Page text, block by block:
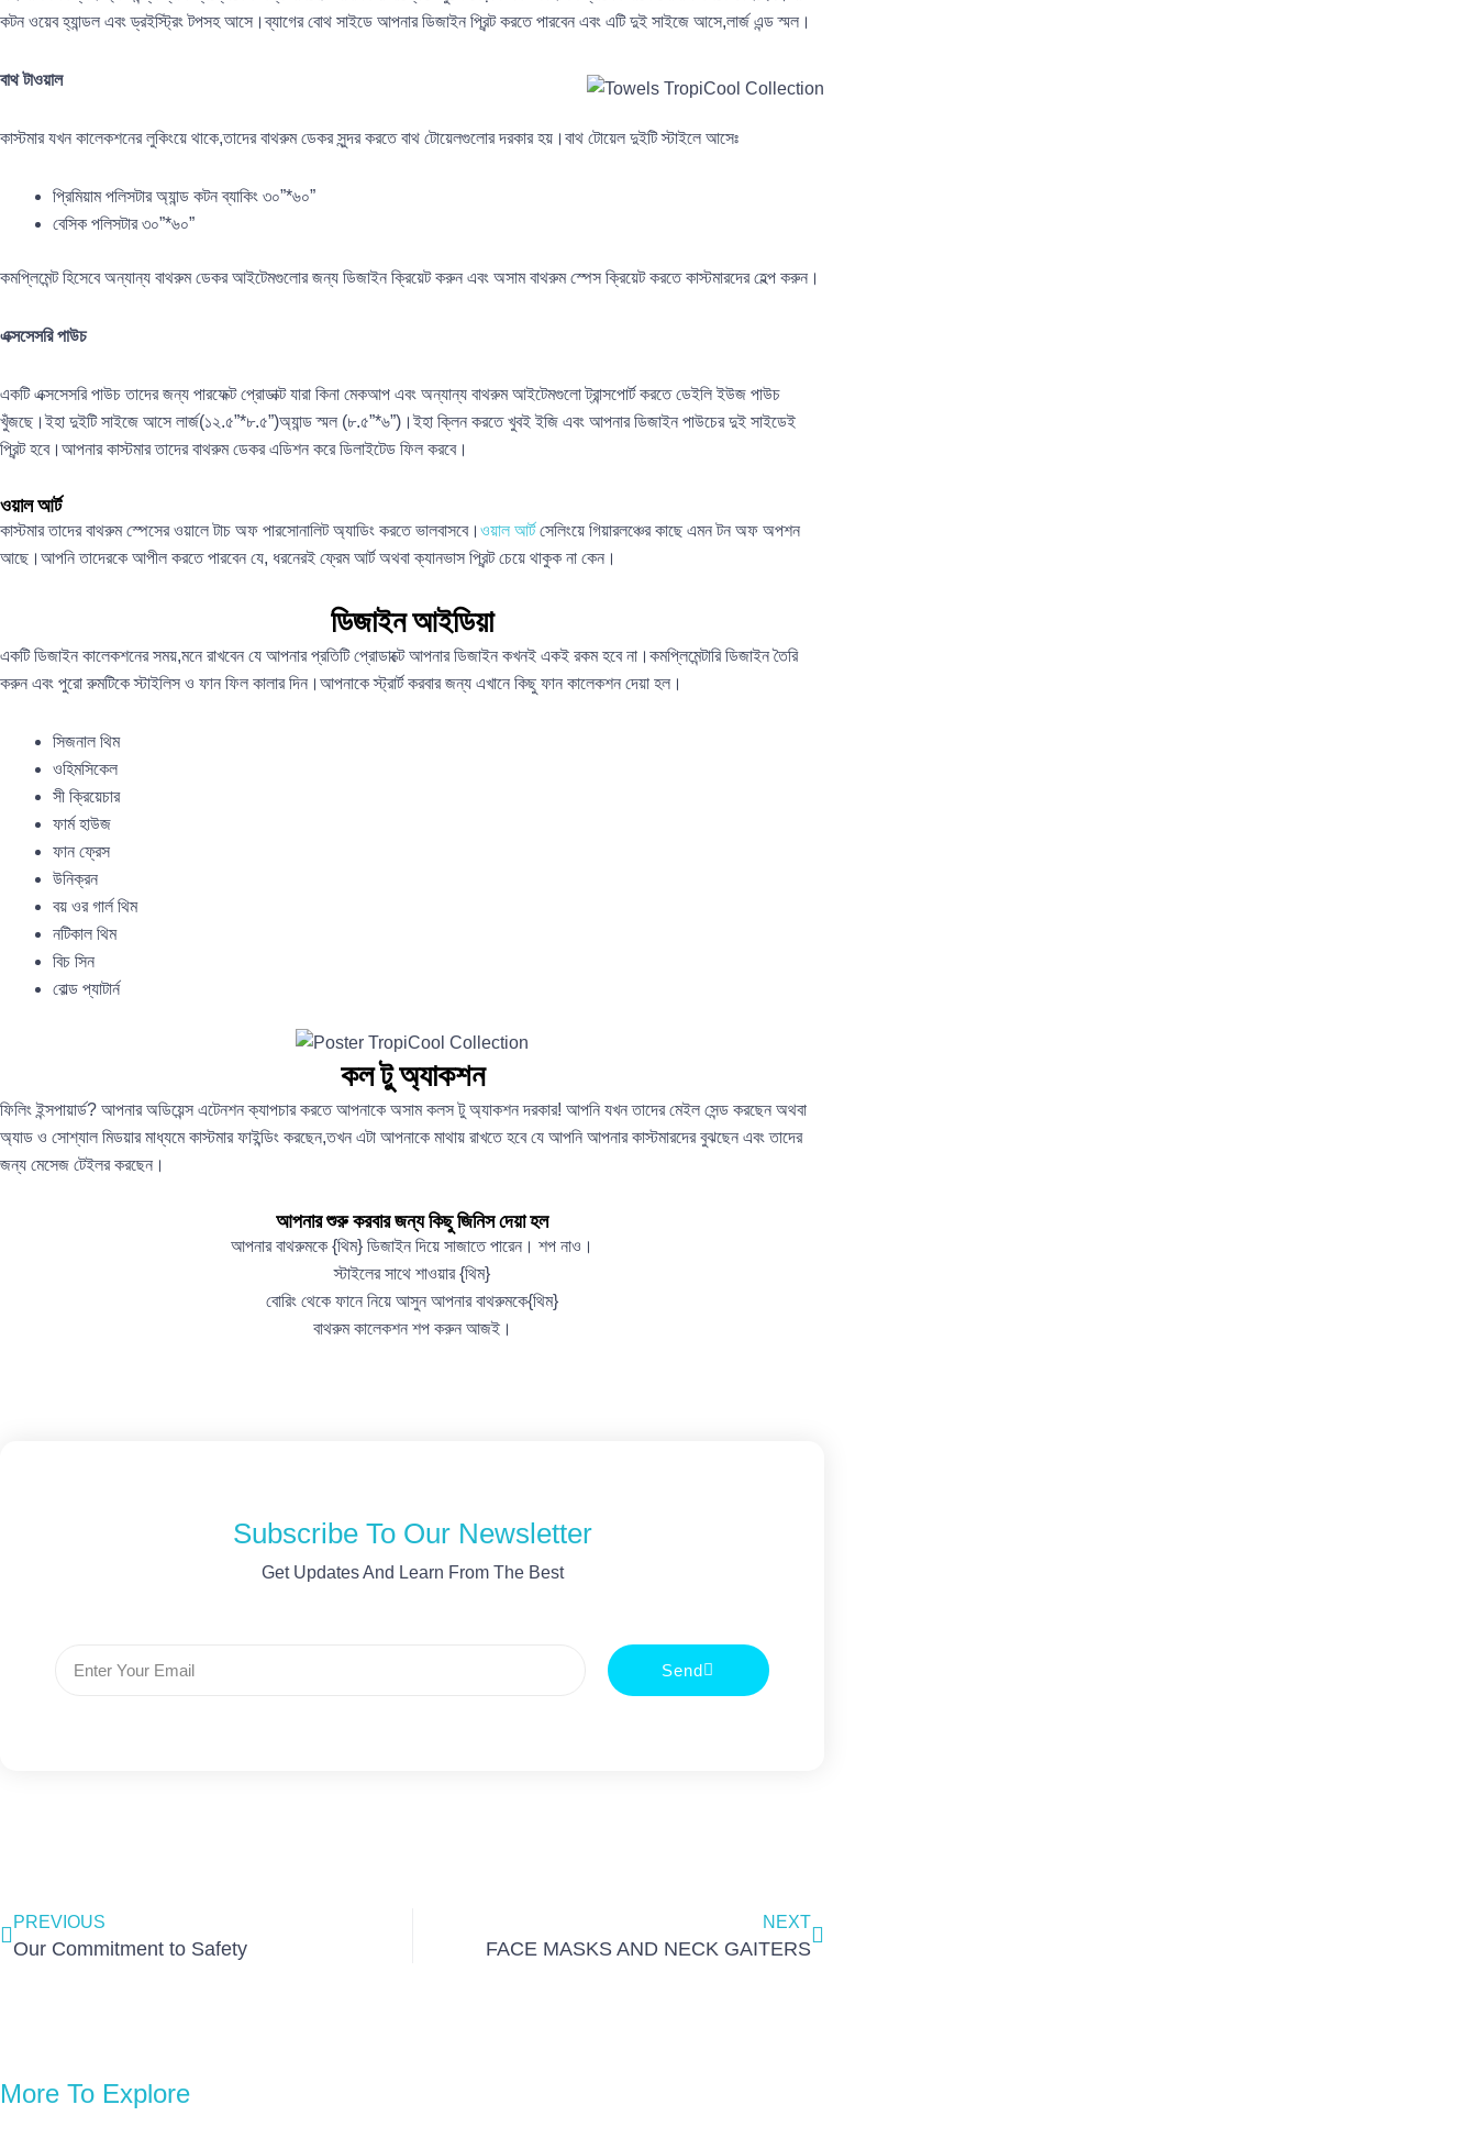
কটন ওয়েব হ্যান্ডল এবং ড্রইস্ট্রিং টপসহ আসে।ব্যাগের বোথ সাইডে আপনার ডিজাইন প্রিন্ট করতে পারবেন এবং এটি দুই সাইজে আসে,লার্জ এন্ড স্মল।
বাথ টাওয়াল
কাস্টমার যখন কালেকশনের লুকিংয়ে থাকে,তাদের বাথরুম ডেকর সুন্দর করতে বাথ টোয়েলগুলোর দরকার হয়।বাথ টোয়েল দুইটি স্টাইলে আসেঃ
প্রিমিয়াম পলিসটার অ্যান্ড কটন ব্যাকিং ৩০”*৬০”
বেসিক পলিসটার ৩০”*৬০”
কমপ্লিমেন্ট হিসেবে অন্যান্য বাথরুম ডেকর আইটেমগুলোর জন্য ডিজাইন ক্রিয়েট করুন এবং অসাম বাথরুম স্পেস ক্রিয়েট করতে কাস্টমারদের হেল্প করুন।
এক্সসেসরি পাউচ
একটি এক্সসেসরি পাউচ তাদের জন্য পারফেক্ট প্রোডাক্ট যারা কিনা মেকআপ এবং অন্যান্য বাথরুম আইটেমগুলো ট্রান্সপোর্ট করতে ডেইলি ইউজ পাউচ
খুঁজছে।ইহা দুইটি সাইজে আসে লার্জ(১২.৫”*৮.৫”)অ্যান্ড স্মল (৮.৫”*৬”)।ইহা ক্লিন করতে খুবই ইজি এবং আপনার ডিজাইন পাউচের দুই সাইডেই
প্রিন্ট হবে।আপনার কাস্টমার তাদের বাথরুম ডেকর এডিশন করে ডিলাইটেড ফিল করবে।
ওয়াল আর্ট
কাস্টমার তাদের বাথরুম স্পেসের ওয়ালে টাচ অফ পারসোনালিট অ্যাডিং করতে ভালবাসবে। ওয়াল আর্টসেলিংয়ে গিয়ারলঞ্চের কাছে এমন টন অফ অপশন
আছে।আপনি তাদেরকে আপীল করতে পারবেন যে, ধরনেরই ফ্রেম আর্ট অথবা ক্যানভাস প্রিন্ট চেয়ে থাকুক না কেন।
ডিজাইন আইডিয়া
একটি ডিজাইন কালেকশনের সময়,মনে রাখবেন যে আপনার প্রতিটি প্রোডাক্টে আপনার ডিজাইন কখনই একই রকম হবে না।কমপ্লিমেন্টারি ডিজাইন তৈরি
করুন এবং পুরো রুমটিকে স্টাইলিস ও ফান ফিল কালার দিন।আপনাকে স্ট্রার্ট করবার জন্য এখানে কিছু ফান কালেকশন দেয়া হল।
সিজনাল থিম
ওহিমসিকেল
সী ক্রিয়েচার
ফার্ম হাউজ
ফান ফ্রেস
উনিক্রন
বয় ওর গার্ল থিম
নটিকাল থিম
বিচ সিন
বোল্ড প্যাটার্ন
কল টু অ্যাকশন
ফিলিং ইন্সপায়ার্ড? আপনার অডিয়েন্স এটেনশন ক্যাপচার করতে আপনাকে অসাম কলস টু অ্যাকশন দরকার! আপনি যখন তাদের মেইল সেন্ড করছেন অথবা
অ্যাড ও সোশ্যাল মিডয়ার মাধ্যমে কাস্টমার ফাইন্ডিং করছেন,তখন এটা আপনাকে মাথায় রাখতে হবে যে আপনি আপনার কাস্টমারদের বুঝছেন এবং তাদের
জন্য মেসেজ টেইলর করছেন।
আপনার শুরু করবার জন্য কিছু জিনিস দেয়া হল
আপনার বাথরুমকে {থিম} ডিজাইন দিয়ে সাজাতে পারেন। শপ নাও।
স্টাইলের সাথে শাওয়ার {থিম}
বোরিং থেকে ফানে নিয়ে আসুন আপনার বাথরুমকে{থিম}
বাথরুম কালেকশন শপ করুন আজই।
Subscribe To Our Newsletter
Get Updates And Learn From The Best
Send
PREVIOUS
Our Commitment to Safety
NEXT
FACE MASKS AND NECK GAITERS
More To Explore